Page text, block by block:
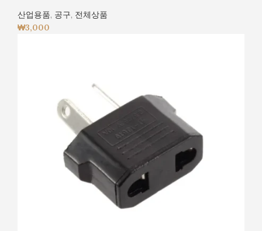
산업용품, 공구, 전체상품
₩3,000